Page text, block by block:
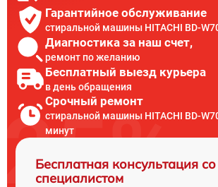
Гарантийное обслуживание
стиральной машины HITACHI BD-
Диагностика за наш счет,
ремонт по желанию
Бесплатный выезд курьера
в день обращения
Срочный ремонт
стиральной машины HITACHI BD-
минут
Бесплатная консультация со
специалистом